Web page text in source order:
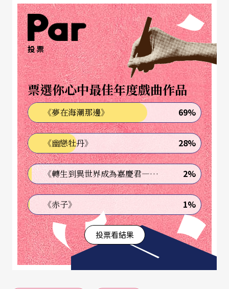
神預言二○二○東京奧運會在開幕前一百四十七天
終止！縱使穿鑿附會意味濃厚，但也隱約透露著：
日本動漫二次元影響力早已席捲大眾文化。
舞台劇往往是「缺經費、缺補助、缺注目」，在娛
樂消費方式多元的時代下，舞台劇面臨影視、演唱
會、網路等威脅，那麼夾帶高作品知名度的「2.5次
元舞台劇」又是什麼？被「正統舞台劇」領域人士
批評為「不入流的藝術」，被原作愛好者唾棄「與
原作形象不符」（往往是讀者自己心中的解讀），
竟敢褻瀆神作！介於二次元與三次元兩者之間的中
介狀態，或許是雙面刃，但卻有非常多值得探討之
處。既然是兩面刃，就三百六十度華麗暢快地翻開
《2.5次元完全解析》閱讀吧！
「迷妹視角」的貼身直擊
投票
票選你心中最佳年度戲曲作品
《夢在海潮那邊》 69%
《幽戀牡丹》 28%
《轉生到異世界成為嘉慶君—發現我的祖先是詐騙集團!?》 2%
《赤子》 1%
投票看結果